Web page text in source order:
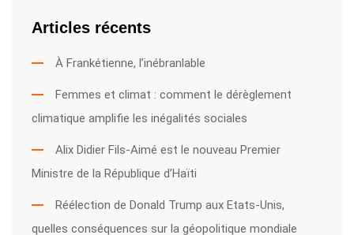
Articles récents
À Frankétienne, l’inébranlable
Femmes et climat : comment le dérèglement
climatique amplifie les inégalités sociales
Alix Didier Fils-Aimé est le nouveau Premier
Ministre de la République d’Haïti
Réélection de Donald Trump aux Etats-Unis,
quelles conséquences sur la géopolitique mondiale